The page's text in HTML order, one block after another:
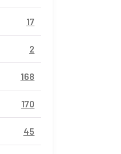
17
2
168
170
45